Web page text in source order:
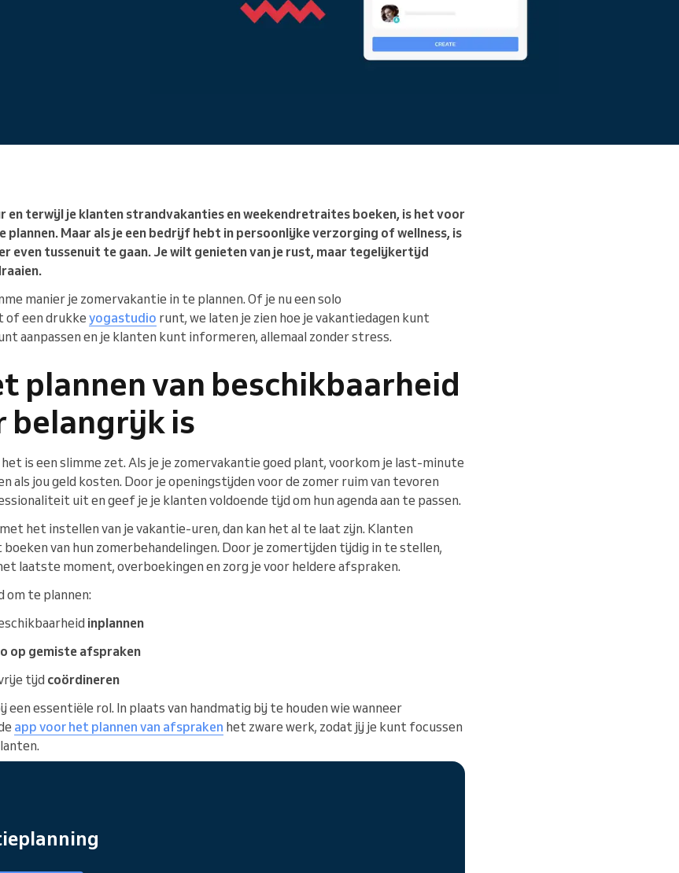
Lees meer
en terwijl je klanten strandvakanties en weekendretraites boeken, is het voor
plannen. Maar als je een bedrijf hebt in persoonlijke verzorging of wellness, is
even tussenuit te gaan. Je wilt genieten van je rust, maar tegelijkertijd
manier je zomervakantie in te plannen. Of je nu een solo
of een drukkeyogastudio runt, we laten je zien hoe je vakantiedagen kunt
aanpassen en je klanten kunt informeren, allemaal zonder stress.
plannen van beschikbaarheid
belangrijk is
is een slimme zet. Als je je zomervakantie goed plant, voorkom je last-minute
als jou geld kosten. Door je openingstijden voor de zomer ruim van tevoren
uit en geef je je klanten voldoende tijd om hun agenda aan te passen.
het instellen van je vakantie-uren, dan kan het al te laat zijn. Klanten
van hun zomerbehandelingen. Door je zomertijden tijdig in te stellen,
laatste moment, overboekingen en zorg je voor heldere afspraken.
te plannen:
inplannen
op gemiste afspraken
tijd coördineren
een essentiële rol. In plaats van handmatig bij te houden wie wanneer
app voor het plannen van afspraken het zware werk, zodat jij je kunt focussen